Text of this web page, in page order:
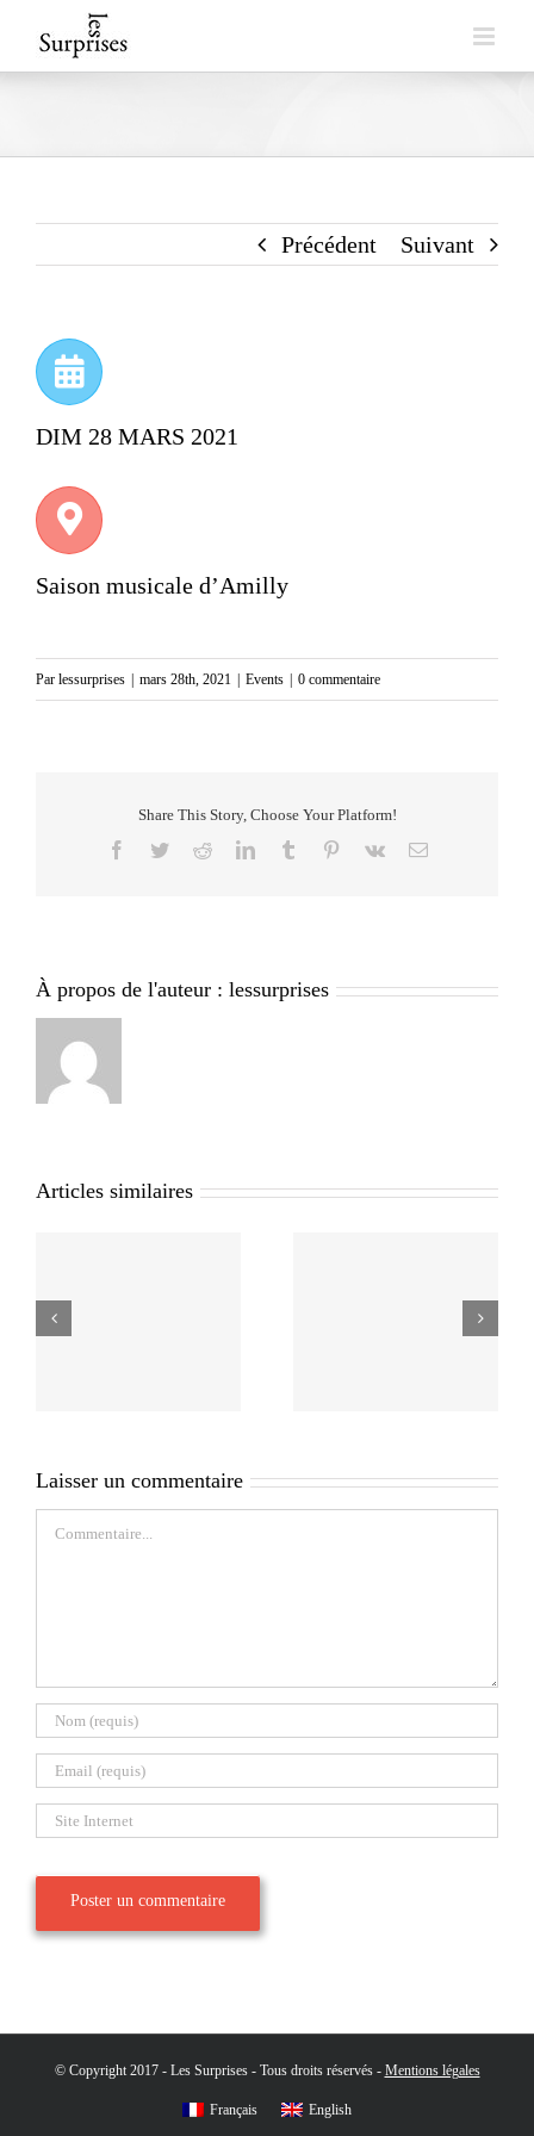
to
Précédent Suivant
DIM 28 MARS 2021
Saison musicale d’Amilly
Par lessurprises | mars 28th, 2021 | Events | 0 commentaire
Share This Story, Choose Your Platform!
Facebook
TwitterRedditLinkedInTumblr Pinterest
Vk Email
À propos de l'auteur : lessurprises
Articles similaires
Laisser un commentaire
Commentaire
© Copyright 2017 - Les Surprises - Tous droits réservés - Mentions légales
Français English